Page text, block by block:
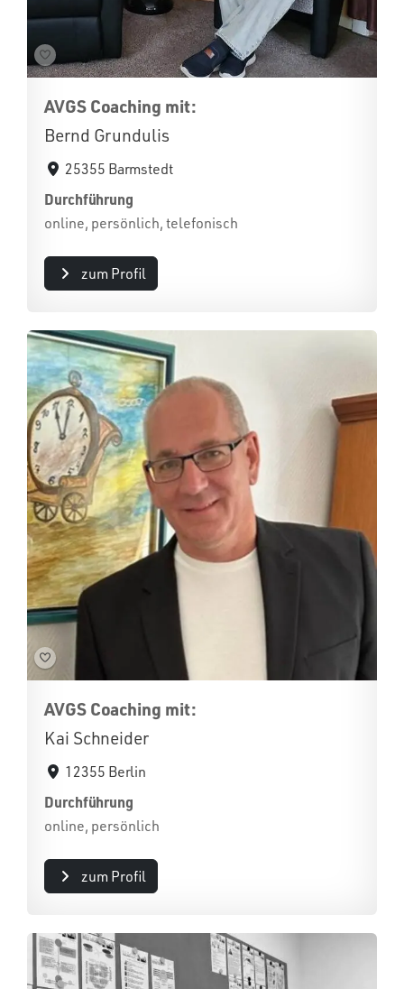
AVGS Coaching mit:
Bernd Grundulis
25355 Barmstedt
Durchführung
online, persönlich, telefonisch
zum Profil
AVGS Coaching mit:
Kai Schneider
12355 Berlin
Durchführung
online, persönlich
zum Profil